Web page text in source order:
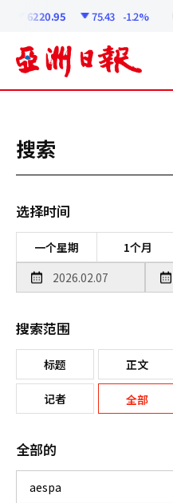
6220.95 75.43 -1.2%
搜索
选择时间
一个星期 1个月
搜索范围
标题 正文
记者 全部
全部的